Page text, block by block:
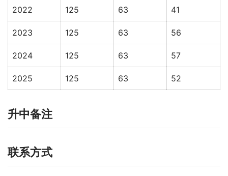
2022 125 63 41
2023 125 63 56
2024 125 63 57
2025 125 63 52
升中备注
联系方式